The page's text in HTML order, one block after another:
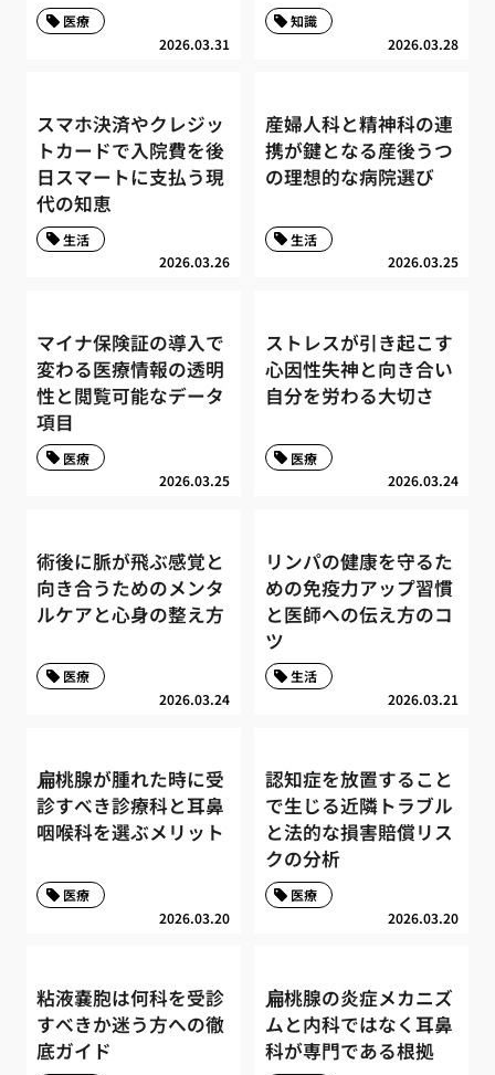
2026.03.31
医療
2026.03.28
知識
スマホ決済やクレジッ
トカードで入院費を後
日スマートに支払う現
代の知恵
2026.03.26
生活
産婦人科と精神科の連
携が鍵となる産後うつ
の理想的な病院選び
2026.03.25
生活
マイナ保険証の導入で
変わる医療情報の透明
性と閲覧可能なデータ
項目
2026.03.25
医療
ストレスが引き起こす
心因性失神と向き合い
自分を労わる大切さ
2026.03.24
医療
術後に脈が飛ぶ感覚と
向き合うためのメンタ
ルケアと心身の整え方
2026.03.24
医療
リンパの健康を守るた
めの免疫力アップ習慣
と医師への伝え方のコ
ツ
2026.03.21
生活
扁桃腺が腫れた時に受
診すべき診療科と耳鼻
咽喉科を選ぶメリット
2026.03.20
医療
認知症を放置すること
で生じる近隣トラブル
と法的な損害賠償リス
クの分析
2026.03.20
医療
粘液嚢胞は何科を受診
すべきか迷う方への徹
底ガイド
扁桃腺の炎症メカニズ
ムと内科ではなく耳鼻
科が専門である根拠